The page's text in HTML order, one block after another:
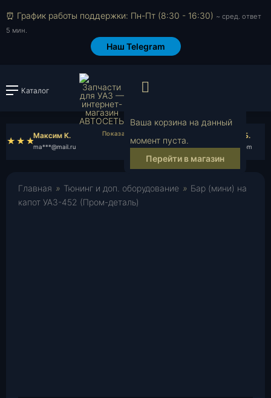
⏰ График работы поддержки: Пн-Пт (8:30 - 16:30) ~ сред. ответ
5 мин.
Наш Telegram
Каталог Войти или
Ваша корзина на данный
момент пуста.
Перейти в магазин
Максим К.
ma***@mail.ru st***@gmail.com
Главная » Тюнинг и доп. оборудование » Бар (мини) на
капот УАЗ-452 (Пром-деталь)